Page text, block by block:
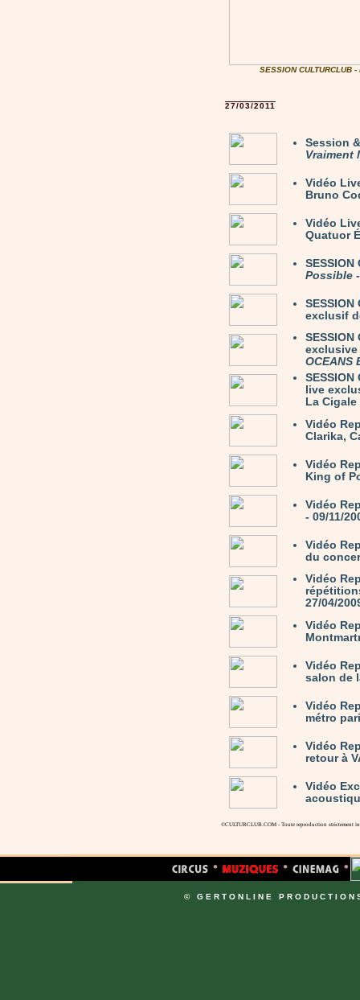
SESSION CULTURCLUB
27/03/2011
Session
Vraiment
Vidéo
Bruno
Vidéo
Quatuor
Possible
exclusif
OCEANS
live
La Cigale
Vidéo
Clarika,
Vidéo
King of
Vidéo
- 09/11/
Vidéo
du
Vidéo
27/04/
Vidéo
Vidéo
salon de
Vidéo
métro
Vidéo
retour à
Vidéo
©CULTURCLUB.COM - Toute reproduction strictement
© GERTONLINE